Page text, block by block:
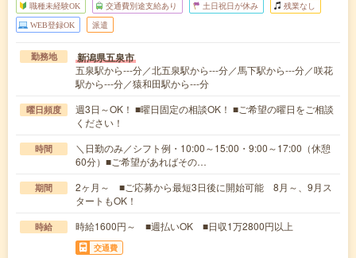
職種未経験OK 交通費別途支給あり 土日祝日が休み 残業なし
WEB登録OK 派遣
勤務地 新潟県五泉市
五泉駅から---分／北五泉駅から---分／馬下駅から---分／咲花
駅から---分／猿和田駅から---分
曜日頻度
週3日～OK！ ■曜日固定の相談OK！ ■ご希望の曜日をご相談
ください！
時間
＼日勤のみ／シフト例・10:00～15:00・9:00～17:00（休憩
60分）■ご希望があればその…
期間
2ヶ月～ ■ご応募から最短3日後に開始可能 8月～、9月ス
タートもOK！
時給 時給1600円～ ■週払いOK ■日収1万2800円以上
交通費